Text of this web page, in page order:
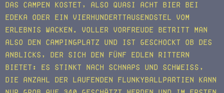
das Campen kostet, also quasi acht Bier bei
Edeka oder ein Vierhunderttausendstel vom
Erlebnis Wacken. Voller Vorfreude betritt man
also den Campingplatz und ist geschockt ob des
Anblicks, der sich den fünf edlen Rittern
bietet: Es stinkt nach Schnaps und Schweiß,
die Anzahl der laufenden Flunkyballpartien kann